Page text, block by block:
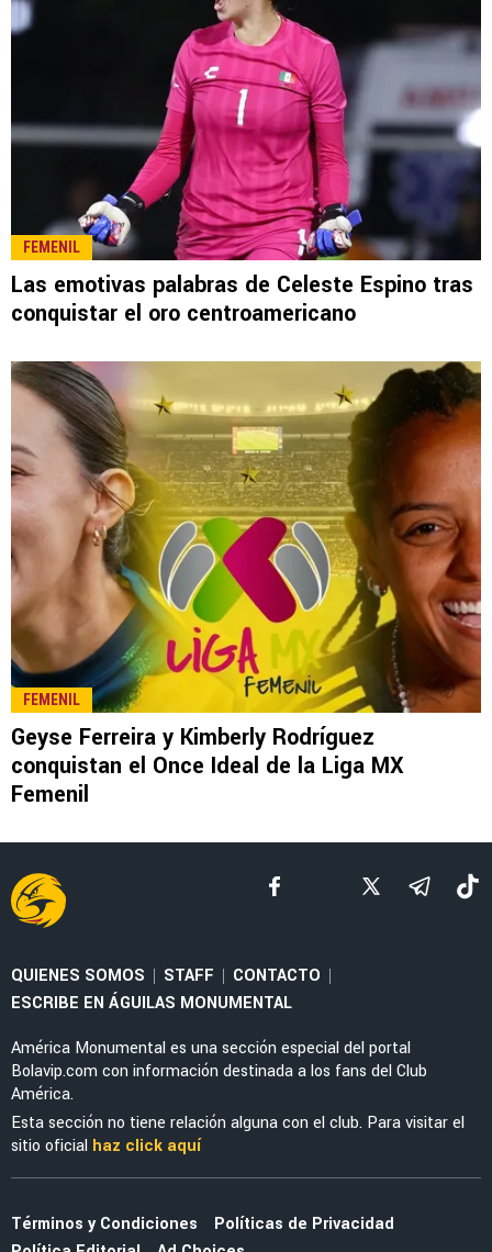
LEE TAMBIÉN
LEAGUES CUP 2026
La tajante frase de Guillermo Almada sobre la
actuación de Alan Cervantes ante San Diego
FC